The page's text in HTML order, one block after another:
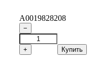
A0019828208
−
+ Купить